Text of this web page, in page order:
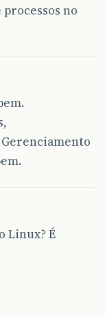
no
Linux? É